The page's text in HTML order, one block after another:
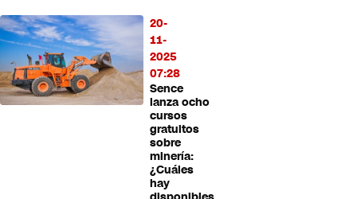
20-
11-
2025
07:28
Sence
lanza ocho
cursos
gratuitos
sobre
minería:
¿Cuáles
hay